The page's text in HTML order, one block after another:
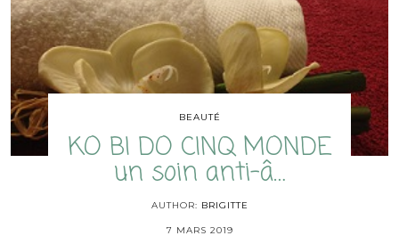
BEAUTÉ
KO BI DO CINQ MONDE
un soin anti-â…
AUTHOR: BRIGITTE
7 MARS 2019